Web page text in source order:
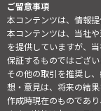
ご留意事項
本コンテンツは、情報提
本コンテンツは、当社
を提供していますが、
保証するものではござ
その他の取引を推奨し
想・意見は、将来の結
作成時現在のものであ